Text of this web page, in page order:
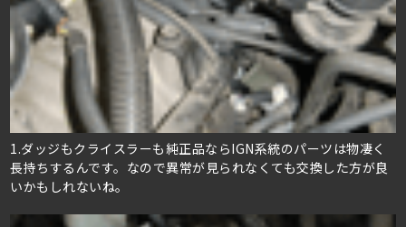
1.ダッジもクライスラーも純正品ならIGN系統のパーツは物凄く
長持ちするんです。なので異常が見られなくても交換した方が良
いかもしれないね。